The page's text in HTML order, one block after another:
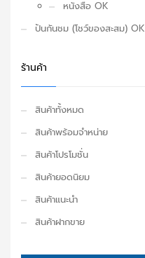
หนังสือ OK
ปันกันชม (โชว์ของสะสม) OK
ร้านค้า
สินค้าทั้งหมด
สินค้าพร้อมจำหน่าย
สินค้าโปรโมชั่น
สินค้ายอดนิยม
สินค้าแนะนำ
สินค้าฝากขาย